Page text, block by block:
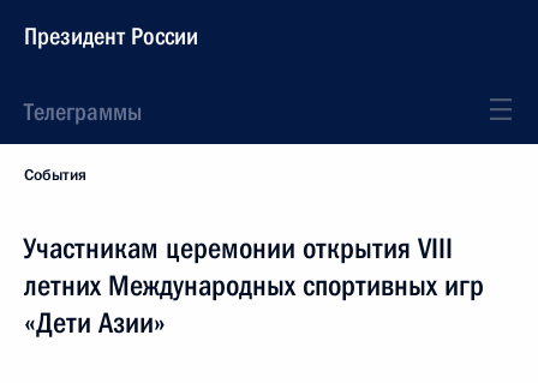
Президент России
Телеграммы
События
Участникам церемонии открытия VIII
летних Международных спортивных игр
«Дети Азии»